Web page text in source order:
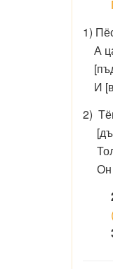
1)
А
И
2)
Он